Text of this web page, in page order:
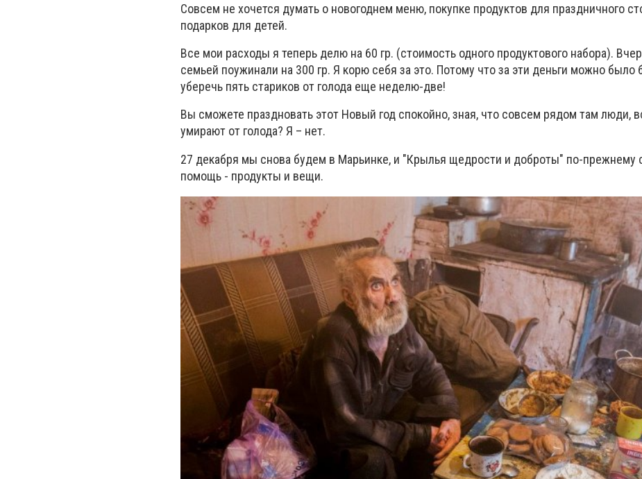
Совсем не хочется думать о новогоднем меню, покупке продуктов для праздничного
подарков для детей.
Все мои расходы я теперь делю на 60 гр. (стоимость одного продуктового набора).
семьей поужинали на 300 гр. Я корю себя за это. Потому что за эти деньги можно было
уберечь пять стариков от голода еще неделю-две!
Вы сможете праздновать этот Новый год спокойно, зная, что совсем рядом там люди,
умирают от голода? Я – нет.
27 декабря мы снова будем в Марьинке, и "Крылья щедрости и доброты" по-прежнему
помощь - продукты и вещи.